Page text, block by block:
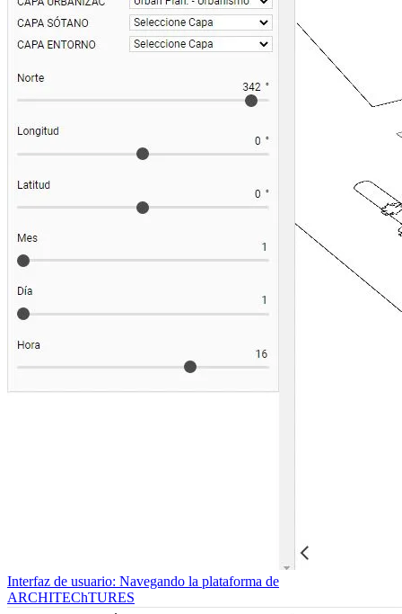
Interfaz de usuario: Navegando la plataforma de
ARCHITEChTURES